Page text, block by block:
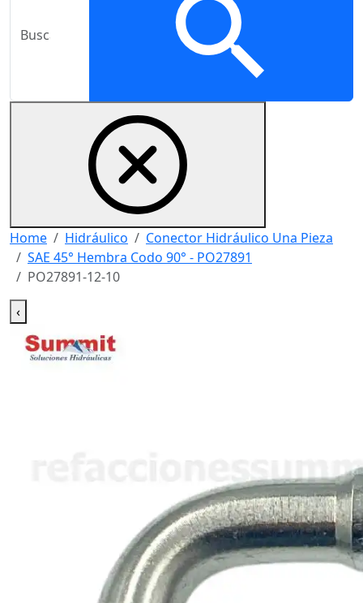
Home Hidráulico
Conector Hidráulico Una Pieza
SAE 45° Hembra Codo 90° - PO27891
PO27891-12-10
‹